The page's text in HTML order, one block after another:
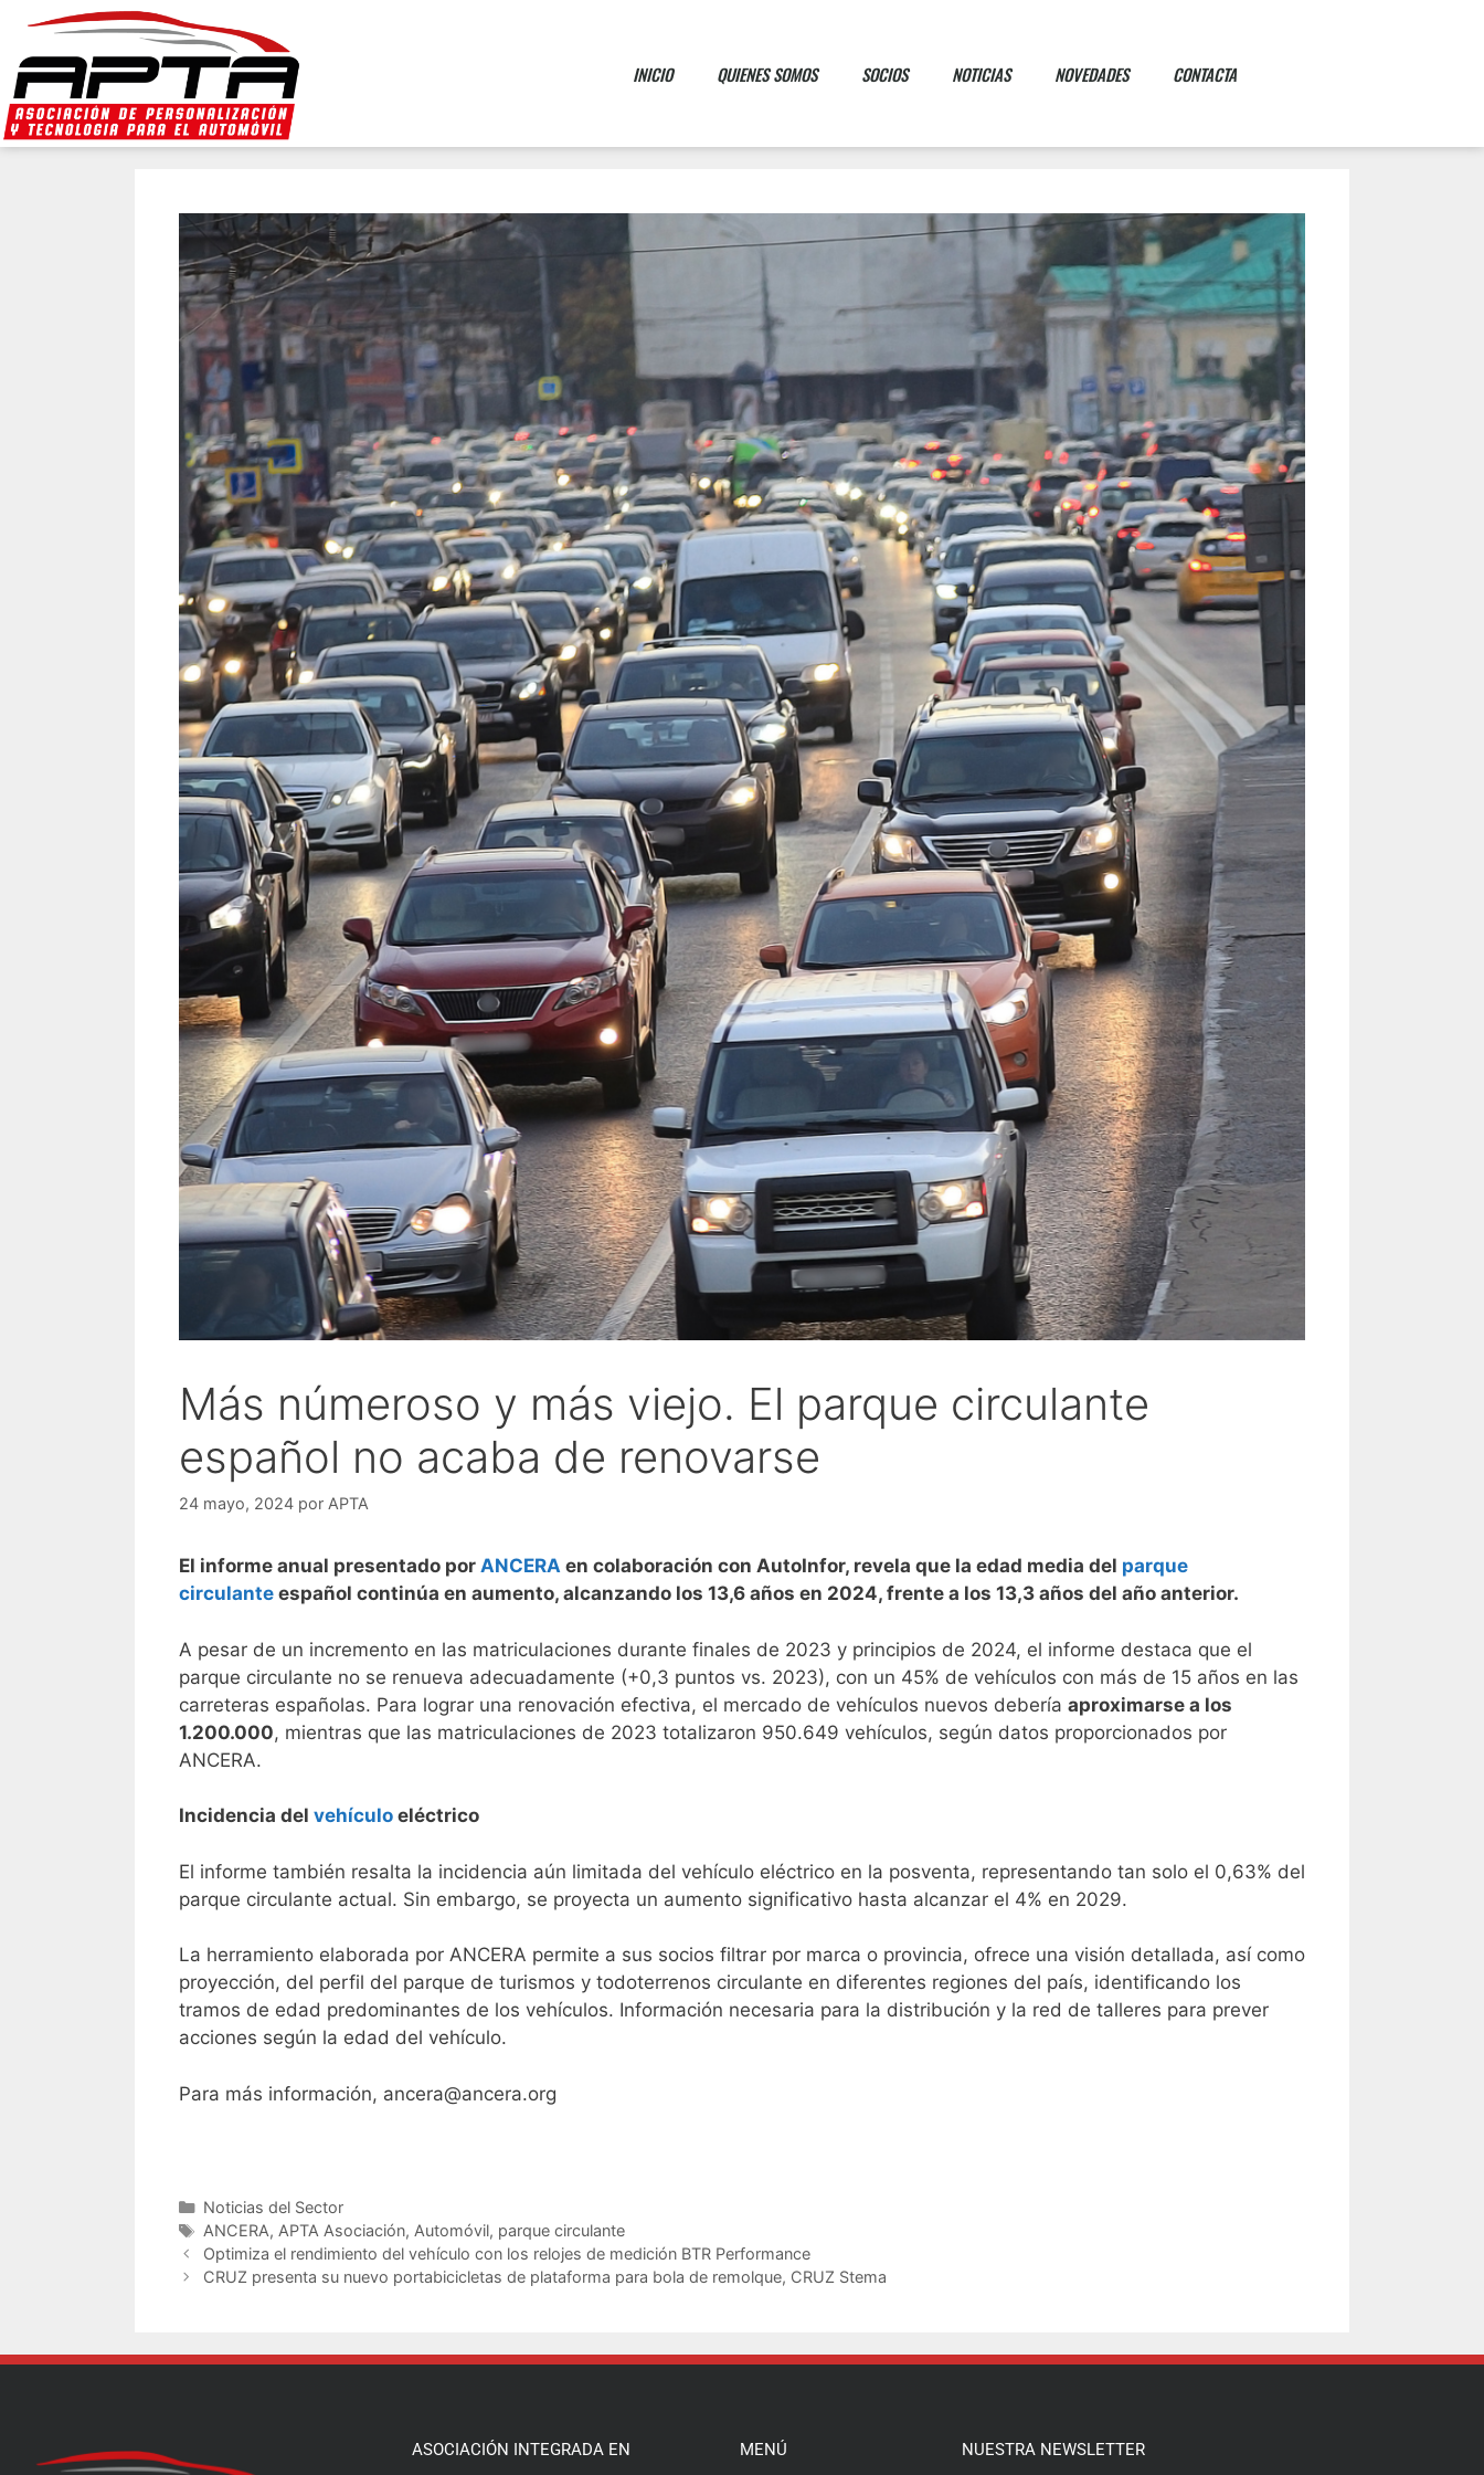
INICIO QUIENES SOMOS SOCIOS NOTICIAS NOVEDADES CONTACTA
Más númeroso y más viejo. El parque circulante
español no acaba de renovarse
24 mayo, 2024 por APTA
El informe anual presentado por ANCERA en colaboración con AutoInfor, revela que la edad media del parque
circulante español continúa en aumento, alcanzando los 13,6 años en 2024, frente a los 13,3 años del año anterior.
A pesar de un incremento en las matriculaciones durante finales de 2023 y principios de 2024, el informe destaca que el
parque circulante no se renueva adecuadamente (+0,3 puntos vs. 2023), con un 45% de vehículos con más de 15 años en las
carreteras españolas. Para lograr una renovación efectiva, el mercado de vehículos nuevos debería aproximarse a los
1.200.000, mientras que las matriculaciones de 2023 totalizaron 950.649 vehículos, según datos proporcionados por
ANCERA.
Incidencia del vehículo eléctrico
El informe también resalta la incidencia aún limitada del vehículo eléctrico en la posventa, representando tan solo el 0,63% del
parque circulante actual. Sin embargo, se proyecta un aumento significativo hasta alcanzar el 4% en 2029.
La herramiento elaborada por ANCERA permite a sus socios filtrar por marca o provincia, ofrece una visión detallada, así como
proyección, del perfil del parque de turismos y todoterrenos circulante en diferentes regiones del país, identificando los
tramos de edad predominantes de los vehículos. Información necesaria para la distribución y la red de talleres para prever
acciones según la edad del vehículo.
Para más información, ancera@ancera.org
Noticias del Sector
ANCERA, APTA Asociación, Automóvil, parque circulante
Optimiza el rendimiento del vehículo con los relojes de medición BTR Performance
CRUZ presenta su nuevo portabicicletas de plataforma para bola de remolque, CRUZ Stema
ASOCIACIÓN INTEGRADA EN MENÚ NUESTRA NEWSLETTER